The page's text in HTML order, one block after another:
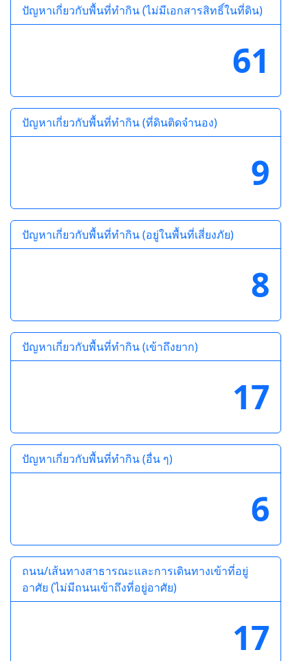
ปัญหาเกี่ยวกับพื้นที่ทำกิน (ไม่มีเอกสารสิทธิ์ในที่ดิน)
61
ปัญหาเกี่ยวกับพื้นที่ทำกิน (ที่ดินติดจำนอง)
9
ปัญหาเกี่ยวกับพื้นที่ทำกิน (อยู่ในพื้นที่เสี่ยงภัย)
8
ปัญหาเกี่ยวกับพื้นที่ทำกิน (เข้าถึงยาก)
17
ปัญหาเกี่ยวกับพื้นที่ทำกิน (อื่น ๆ)
6
ถนน/เส้นทางสาธารณะและการเดินทางเข้าที่อยู่
อาศัย (ไม่มีถนนเข้าถึงที่อยู่อาศัย)
17